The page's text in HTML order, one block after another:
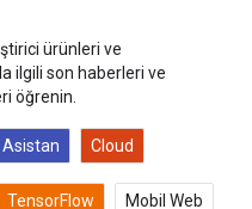
ürünleri ve
ilgili son haberleri ve
öğrenin.
Asistan Cloud
TensorFlow Mobil Web